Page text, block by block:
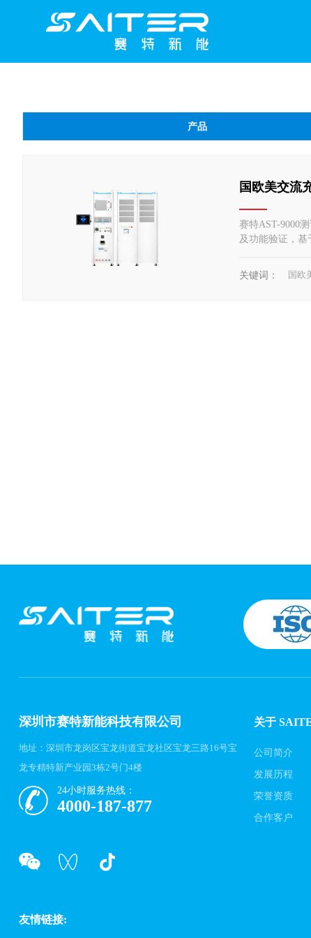
产品
国欧美交流
赛特AST-9000
及功能验证，基
试、产线测试等
关键词： 国欧
深圳市赛特新能科技有限公司
地址：深圳市龙岗区宝龙街道宝龙社区宝龙三路16号宝
龙专精特新产业园3栋2号门4楼
24小时服务热线：
4000-187-877
关于
公司简介
发展历程
荣誉资质
合作客户
友情链接: